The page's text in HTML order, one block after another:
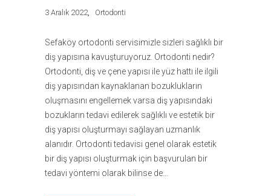
3 Aralık 2022 Ortodonti
Sefaköy ortodonti servisimizle sizleri sağlıklı bir
diş yapısına kavuşturuyoruz. Ortodonti nedir?
Ortodonti, diş ve çene yapısı ile yüz hattı ile ilgili
diş yapısından kaynaklanan bozuklukların
oluşmasını engellemek varsa diş yapısındaki
bozukların tedavi edilerek sağlıklı ve estetik bir
diş yapısı oluşturmayı sağlayan uzmanlık
alanıdır. Ortodonti tedavisi genel olarak estetik
bir diş yapısı oluşturmak için başvurulan bir
tedavi yöntemi olarak bilinse de…